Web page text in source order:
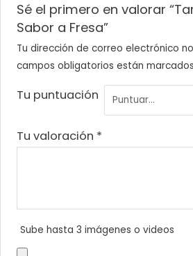
Sé el primero en valorar
Sabor a Fresa”
Tu dirección de correo electrónico
campos obligatorios están
Tu puntuación
Tu valoración *
Sube hasta 3 imágenes o videos